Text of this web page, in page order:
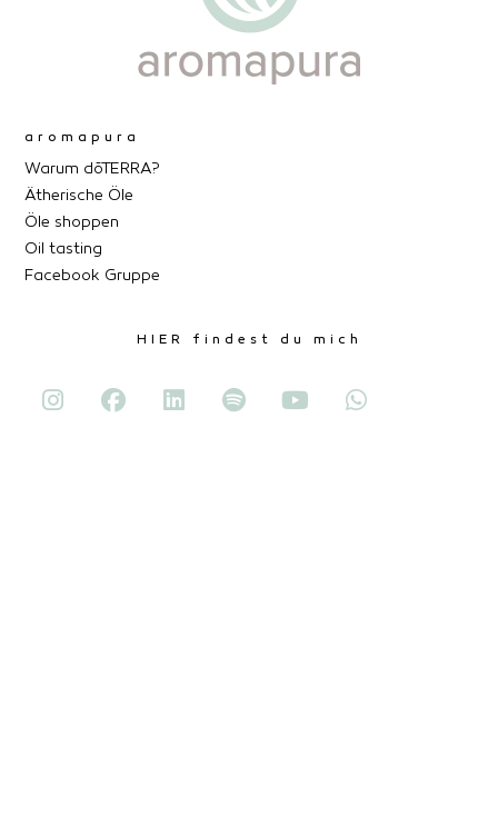
aromapura
Warum dōTERRA?
Ätherische Öle
Öle shoppen
Oil tasting
Facebook Gruppe
HIER findest du mich